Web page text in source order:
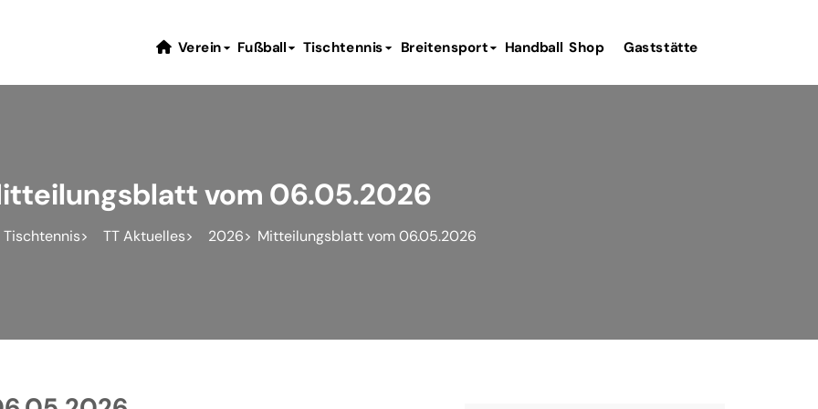
Verein Fußball Tischtennis Breitensport Handball Shop Gaststätte
vom 06.05.2026
Tischtennis TT Aktuelles 2026 Mitteilungsblatt vom 06.05.2026